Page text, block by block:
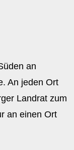
an
An jeden Ort
Landrat zum
an einen Ort